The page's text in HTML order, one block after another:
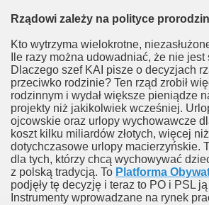
Rządowi zależy na polityce
Kto wytrzyma wielokrotne,
Ile razy można udowadniać, że nie jest
Dlaczego szef KAI pisze o decyzjach
przeciwko rodzinie? Ten rząd zrobił
rodzinnym i wydał większe pieniądze
projekty niż jakikolwiek wcześniej.
ojcowskie oraz urlopy wychowawcze
koszt kilku miliardów złotych, więcej
dotychczasowe urlopy macierzyńskie.
dla tych, którzy chcą wychowywać
z polską tradycją. To Platforma
podjęły tę decyzję i teraz to PO i PSL
Instrumenty wprowadzane na rynek
– Rewolucja kulturalna
niegeja